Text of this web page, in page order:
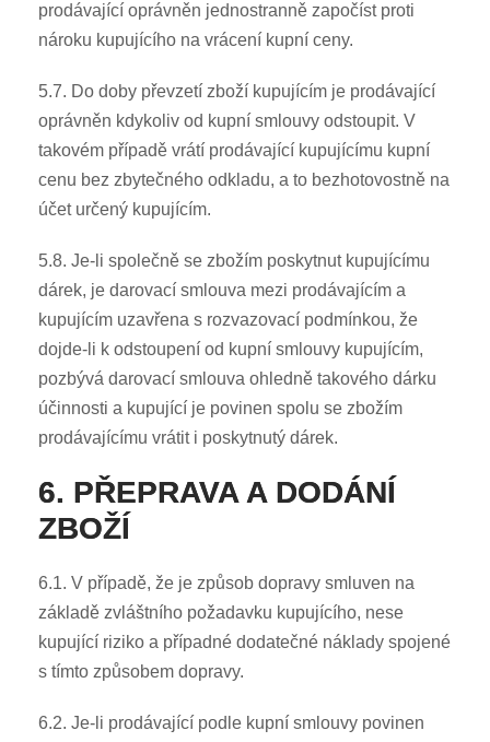
prodávající oprávněn jednostranně započíst proti
nároku kupujícího na vrácení kupní ceny.
5.7. Do doby převzetí zboží kupujícím je prodávající
oprávněn kdykoliv od kupní smlouvy odstoupit. V
takovém případě vrátí prodávající kupujícímu kupní
cenu bez zbytečného odkladu, a to bezhotovostně na
účet určený kupujícím.
5.8. Je-li společně se zbožím poskytnut kupujícímu
dárek, je darovací smlouva mezi prodávajícím a
kupujícím uzavřena s rozvazovací podmínkou, že
dojde-li k odstoupení od kupní smlouvy kupujícím,
pozbývá darovací smlouva ohledně takového dárku
účinnosti a kupující je povinen spolu se zbožím
prodávajícímu vrátit i poskytnutý dárek.
6. PŘEPRAVA A DODÁNÍ
ZBOŽÍ
6.1. V případě, že je způsob dopravy smluven na
základě zvláštního požadavku kupujícího, nese
kupující riziko a případné dodatečné náklady spojené
s tímto způsobem dopravy.
6.2. Je-li prodávající podle kupní smlouvy povinen